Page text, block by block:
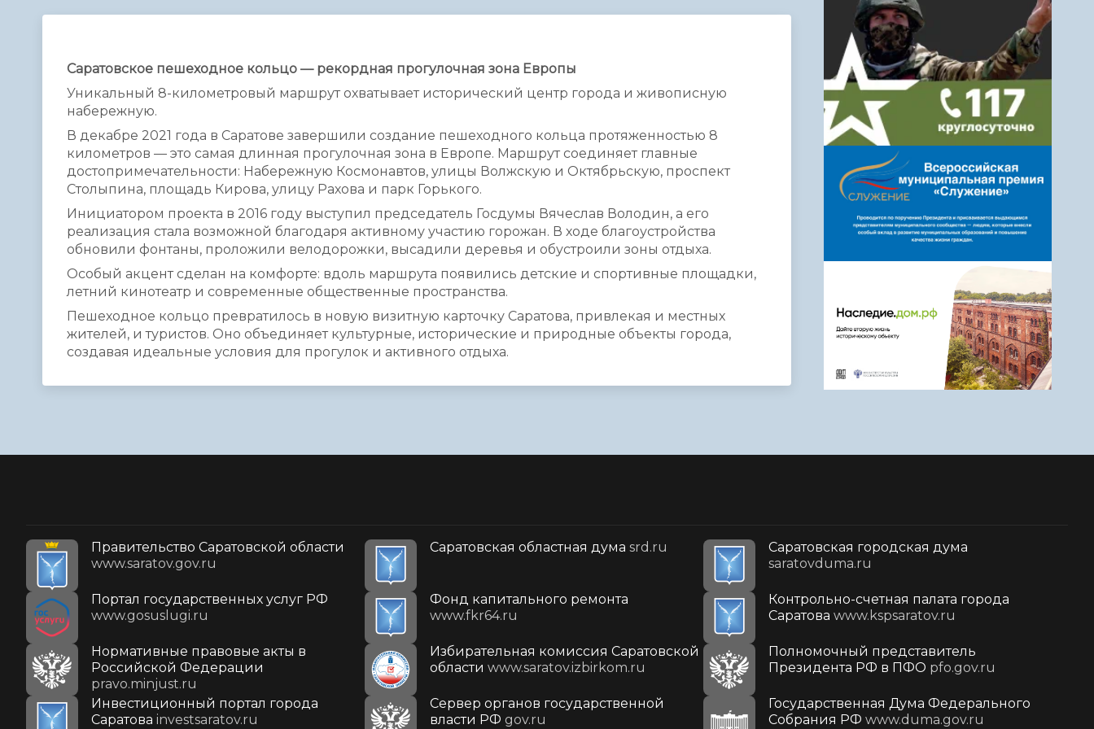
Саратовское пешеходное кольцо — рекордная прогулочная зона Европы
Уникальный 8-километровый маршрут охватывает исторический центр города и живописную
набережную.
В декабре 2021 года в Саратове завершили создание пешеходного кольца протяженностью 8
километров — это самая длинная прогулочная зона в Европе. Маршрут соединяет главные
достопримечательности: Набережную Космонавтов, улицы Волжскую и Октябрьскую, проспект
Столыпина, площадь Кирова, улицу Рахова и парк Горького.
Инициатором проекта в 2016 году выступил председатель Госдумы Вячеслав Володин, а его
реализация стала возможной благодаря активному участию горожан. В ходе благоустройства
обновили фонтаны, проложили велодорожки, высадили деревья и обустроили зоны отдыха.
Особый акцент сделан на комфорте: вдоль маршрута появились детские и спортивные площадки,
летний кинотеатр и современные общественные пространства.
Пешеходное кольцо превратилось в новую визитную карточку Саратова, привлекая и местных
жителей, и туристов. Оно объединяет культурные, исторические и природные объекты города,
создавая идеальные условия для прогулок и активного отдыха.
Правительство Саратовской области
www.saratov.gov.ru
Саратовская областная дума srd.ru
Саратовская городская дума
saratovduma.ru
Портал государственных услуг РФ
www.gosuslugi.ru
Фонд капитального ремонта
www.fkr64.ru
Контрольно-счетная палата города
Саратова www.kspsaratov.ru
Нормативные правовые акты в
Российской Федерации
pravo.minjust.ru
Избирательная комиссия Саратовской
области www.saratov.izbirkom.ru
Полномочный представитель
Президента РФ в ПФО pfo.gov.ru
Инвестиционный портал города
Саратова investsaratov.ru
Сервер органов государственной
власти РФ gov.ru
Государственная Дума Федерального
Собрания РФ www.duma.gov.ru